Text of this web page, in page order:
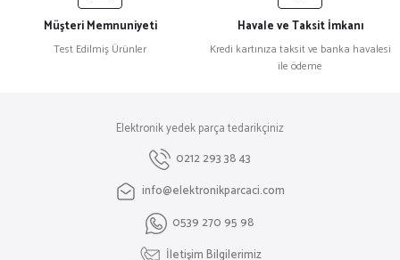
Ürün fiyatı diğer sitelerden daha pahalı.
Bu ürüne benzer farklı alternatifler olmalı.
Gönder
Müşteri Memnuniyeti
Test Edilmiş Ürünler
Havale ve Taksit İmkanı
Kredi kartınıza taksit ve banka havalesi
ile ödeme
Elektronik yedek parça tedarikçiniz
0212 293 38 43
info@elektronikparcaci.com
0539 270 95 98
İletişim Bilgilerimiz